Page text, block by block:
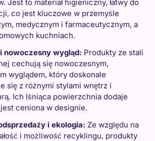
Jest to materiał higieniczny, łatwy do
co jest kluczowe w przemyśle
medycznym i farmaceutycznym, a
kuchniach.
nowoczesny wygląd: Produkty ze stali
cechują się nowoczesnym,
wyglądem, który doskonale
się z różnymi stylami wnętrz i
Ich lśniąca powierzchnia dodaje
ceniona w designie.
i ekologia: Ze względu na
i możliwość recyklingu, produkty